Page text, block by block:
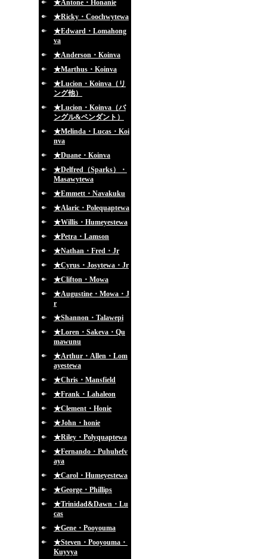
★Antone・Honanie
★Ricky・Coochwytewa
★Edward・Lomahong
va
★Anderson・Koinva
★Marthus・Koinva
★Lucion・Koinva（リ
ング他）
★Lucion・Koinva（バ
ングル&ペンダント）
★Melinda・Lucas・Koi
nva
★Duane・Koinva
★Delfred（Sparks）・
Masawytewa
★Emmett・Navakuku
★Alaric・Polequaptewa
★Willis・Humeyestewa
★Petra・Lamson
★Nathan・Fred・Jr
★Cyrus・Josytewa・Jr
★Clifton・Mowa
★Augustine・Mowa・J
r
★Shannon・Talawepi
★Loren・Sakeva・Qu
mawunu
★Arthur・Allen・Lom
ayestewa
★Chris・Mansfield
★Frank・Lahaleon
★Clement・Honie
★John・honie
★Riley・Polyquaptewa
★Fernando・Puhuhefv
aya
★Carol・Humeyestewa
★George・Phillips
★Trinidad&Dawn・Lu
cas
★Gene・Pooyouma
★Steven・Pooyouma・
Kuyvya